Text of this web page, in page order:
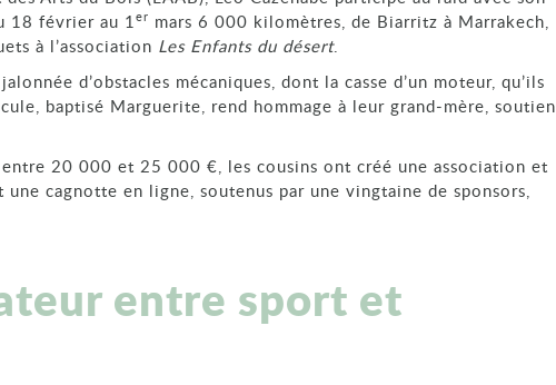
18 février au 1 er mars 6 000 kilomètres, de Biarritz à Marrakech,
à l’association Les Enfants du désert.
d’obstacles mécaniques, dont la casse d’un moteur, qu’ils
baptisé Marguerite, rend hommage à leur grand‑mère, soutien
20 000 et 25 000 €, les cousins ont créé une association et
cagnotte en ligne, soutenus par une vingtaine de sponsors,
entre sport et